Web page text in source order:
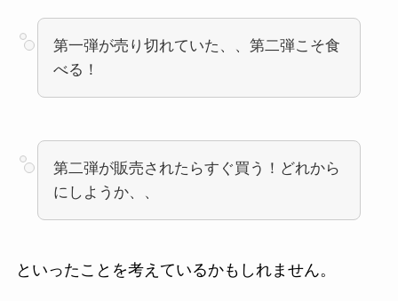
第一弾が売り切れていた、、第二弾こそ食
べる！
第二弾が販売されたらすぐ買う！どれから
にしようか、、
といったことを考えているかもしれません。